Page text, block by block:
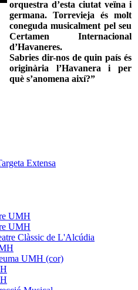
orquestra d’esta ciutat veïna i
germana. Torrevieja és molt
coneguda musicalment pel seu
Certamen Internacional
d’Havaneres.
Sabries dir-nos de quin país és
originària l’Havanera i per
què s’anomena així?”
Extensa
UMH
UMH
Clàssic de L'Alcúdia
UMH (cor)